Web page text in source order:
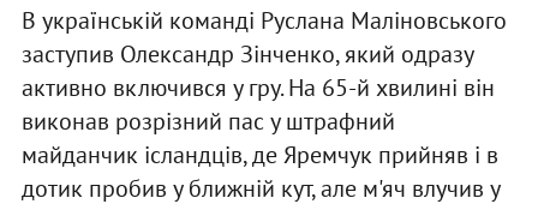
В українській команді Руслана Маліновського
заступив Олександр Зінченко, який одразу
активно включився у гру. На 65-й хвилині він
виконав розрізний пас у штрафний
майданчик ісландців, де Яремчук прийняв і в
дотик пробив у ближній кут, але м'яч влучив у